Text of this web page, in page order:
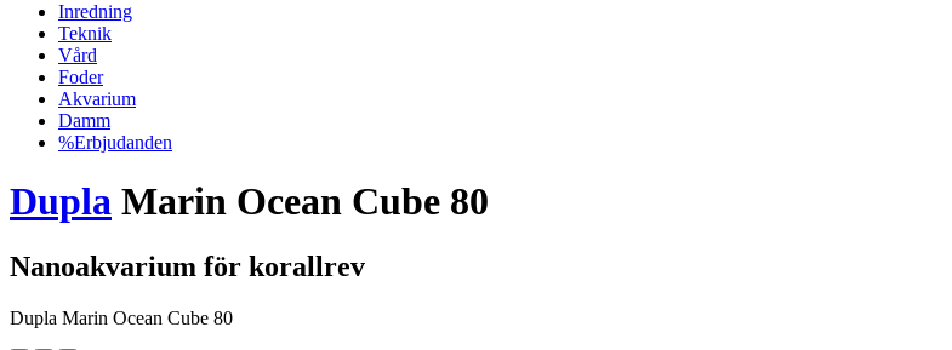
Inredning
Teknik
Vård
Foder
Akvarium
Damm
%Erbjudanden
Dupla Marin Ocean Cube 80
Nanoakvarium för korallrev
Dupla Marin Ocean Cube 80